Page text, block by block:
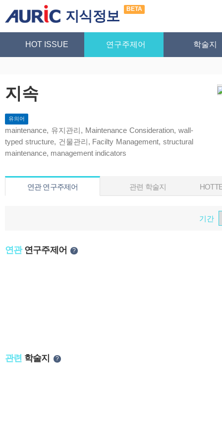
지식정보 BETA
HOT ISSUE 연구주제어 학술지
지속
유의어
maintenance, 유지관리, Maintenance Consideration, wall-
typed structure, 건물관리, Facilty Management, structural
maintenance, management indicators
연관 연구주제어 관련 학술지
기간
연관연구주제어 ?
관련 학술지 ?